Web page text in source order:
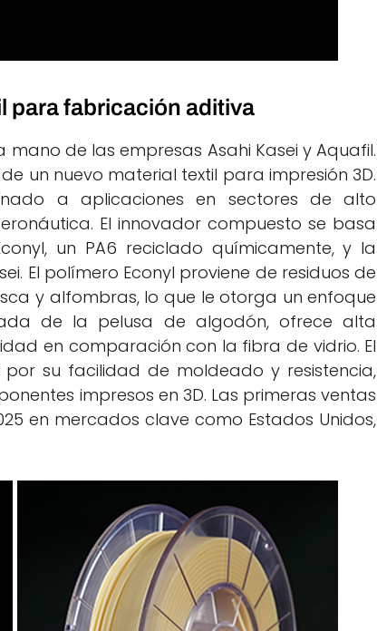
para fabricación aditiva
mano de las empresas Asahi Kasei y Aquafil.
un nuevo material textil para impresión 3D.
a aplicaciones en sectores de alto
El innovador compuesto se basa
un PA6 reciclado químicamente, y la
El polímero Econyl proviene de residuos de
y alfombras, lo que le otorga un enfoque
de la pelusa de algodón, ofrece alta
en comparación con la fibra de vidrio. El
su facilidad de moldeado y resistencia,
impresos en 3D. Las primeras ventas
en mercados clave como Estados Unidos,